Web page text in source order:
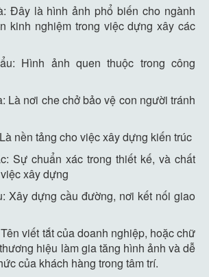
Đây là hình ảnh phổ biến cho ngành
kinh nghiệm trong việc dựng xây các
Hình ảnh quen thuộc trong công
Là nơi che chở bảo vệ con người tránh
nền tảng cho việc xây dựng kiến trúc
Sự chuẩn xác trong thiết kế, và chất
xây dựng
Xây dựng cầu đường, nơi kết nối giao
viết tắt của doanh nghiệp, hoặc chữ
hiệu làm gia tăng hình ảnh và dễ
của khách hàng trong tâm trí.